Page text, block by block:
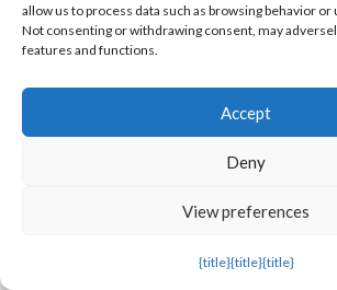
allow us to process data such as browsing behavior or
Not consenting or withdrawing consent, may
features and functions.
Accept
Deny
View preferences
{title}{title}{title}